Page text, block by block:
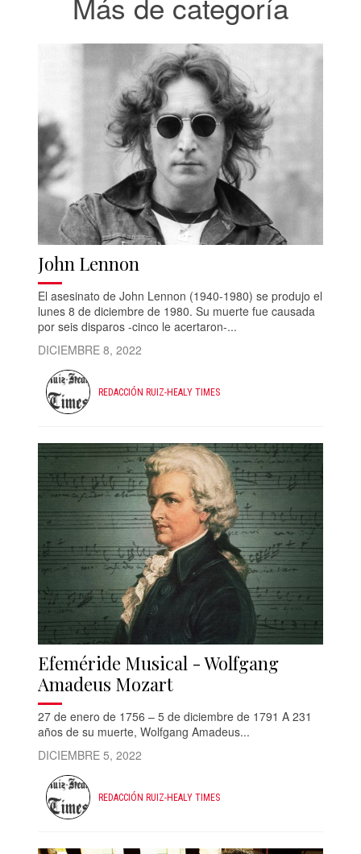
John Lennon
El asesinato de John Lennon (1940-1980) se produjo el
lunes 8 de diciembre de 1980. Su muerte fue causada
por seis disparos -cinco le acertaron-...
DICIEMBRE 8, 2022
REDACCIÓN RUIZ-HEALY TIMES
Efeméride Musical - Wolfgang
Amadeus Mozart
27 de enero de 1756 – 5 de diciembre de 1791 A 231
años de su muerte, Wolfgang Amadeus...
DICIEMBRE 5, 2022
REDACCIÓN RUIZ-HEALY TIMES